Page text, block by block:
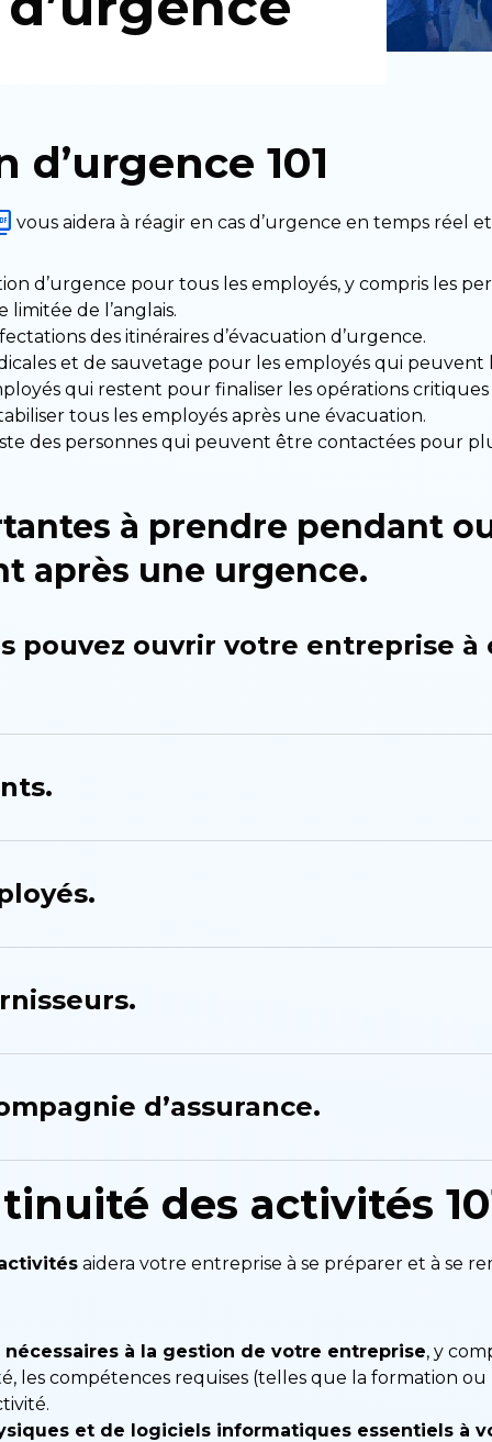
101
vous aidera à réagir en cas d’urgence en temps réel
d’urgence pour tous les employés, y compris les
de l’anglais.
des itinéraires d’évacuation d’urgence.
et de sauvetage pour les employés qui peuvent
qui restent pour finaliser les opérations critiques
tous les employés après une évacuation.
des personnes qui peuvent être contactées pour
à prendre pendant
après une urgence.
pouvez ouvrir votre entreprise à
d’assurance.
des activités
aidera votre entreprise à se préparer et à se
à la gestion de votre entreprise, y
les compétences requises (telles que la formation
et de logiciels informatiques essentiels à